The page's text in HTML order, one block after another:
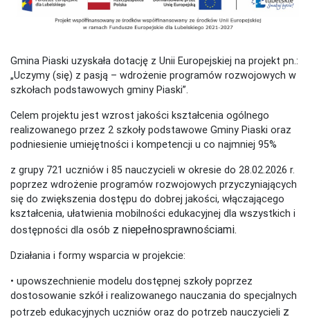
Gmina Piaski uzyskała dotację z Unii Europejskiej na projekt pn.:
„Uczymy (się) z pasją – wdrożenie programów rozwojowych w
szkołach podstawowych gminy Piaski”.
Celem projektu jest wzrost jakości kształcenia ogólnego
realizowanego przez 2 szkoły podstawowe Gminy Piaski oraz
podniesienie umiejętności i kompetencji u co najmniej 95%
z grupy 721 uczniów i 85 nauczycieli w okresie do 28.02.2026 r.
poprzez wdrożenie programów rozwojowych przyczyniających
się do zwiększenia dostępu do dobrej jakości, włączającego
kształcenia, ułatwienia mobilności edukacyjnej dla wszystkich i
dostępności dla osób z niepełnosprawnościami.
Działania i formy wsparcia w projekcie:
• upowszechnienie modelu dostępnej szkoły poprzez
dostosowanie szkół i realizowanego nauczania do specjalnych
potrzeb edukacyjnych uczniów oraz do potrzeb nauczycieli z